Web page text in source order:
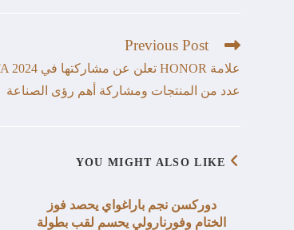
Previous Post
عدد من المنتجات ومشاركة أهم رؤى الصناعة
YOU MIGHT ALSO LIKE
دوركسن نجم باراغواي يحصد فوز
الختام وفورنارولي يحسم لقب بطولة